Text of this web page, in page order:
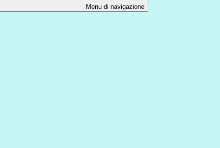
Menu di navigazione